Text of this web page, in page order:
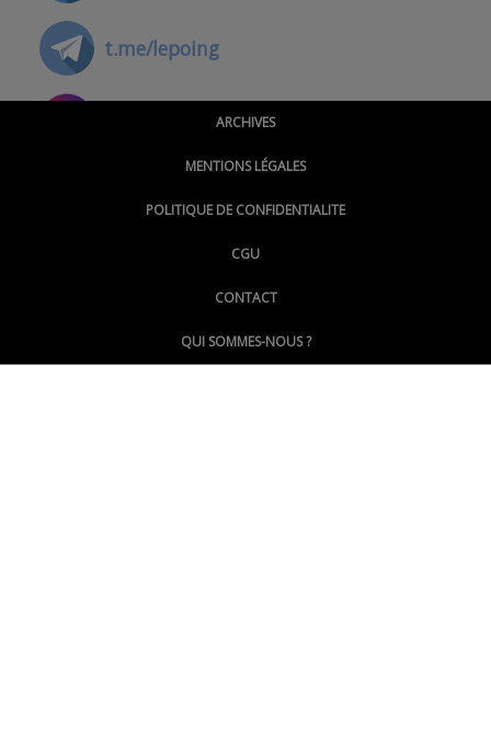
t.me/lepoing
@montpellierpoinginfo
@LePoingMontpellier
ARCHIVES
MENTIONS LÉGALES
POLITIQUE DE CONFIDENTIALITE
CGU
CONTACT
QUI SOMMES-NOUS ?